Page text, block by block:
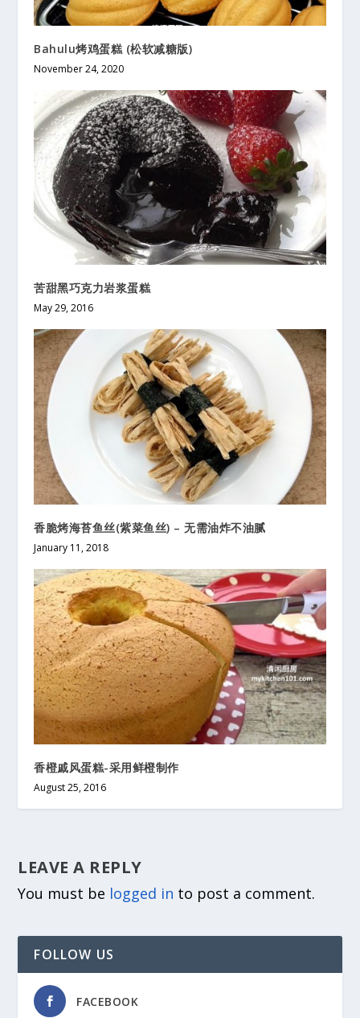
Bahulu烤鸡蛋糕 (松软减糖版)
November 24, 2020
苦甜黑巧克力岩浆蛋糕
May 29, 2016
香脆烤海苔鱼丝(紫菜鱼丝) – 无需油炸不油腻
January 11, 2018
香橙戚风蛋糕-采用鲜橙制作
August 25, 2016
LEAVE A REPLY
You must be logged in to post a comment.
FOLLOW US
FACEBOOK